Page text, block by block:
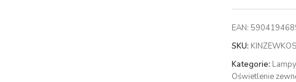
EAN:
SKU:
Kategorie:
Oświetlenie